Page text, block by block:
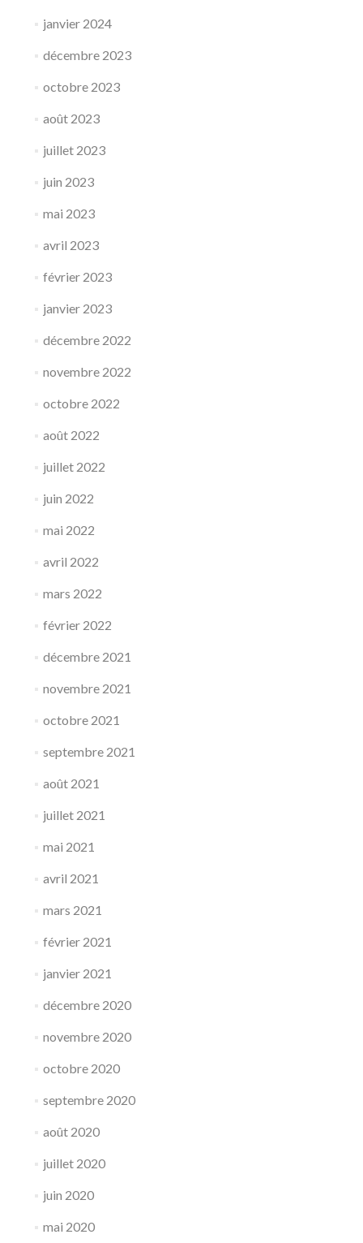
janvier 2024
décembre 2023
octobre 2023
août 2023
juillet 2023
juin 2023
mai 2023
avril 2023
février 2023
janvier 2023
décembre 2022
novembre 2022
octobre 2022
août 2022
juillet 2022
juin 2022
mai 2022
avril 2022
mars 2022
février 2022
décembre 2021
novembre 2021
octobre 2021
septembre 2021
août 2021
juillet 2021
mai 2021
avril 2021
mars 2021
février 2021
janvier 2021
décembre 2020
novembre 2020
octobre 2020
septembre 2020
août 2020
juillet 2020
juin 2020
mai 2020